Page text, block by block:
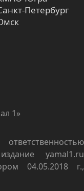
Петербург
1»
yamal1.ru
04.05.2018 г.,